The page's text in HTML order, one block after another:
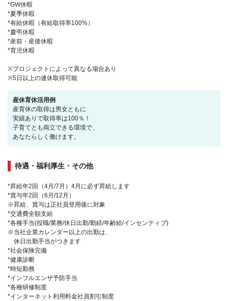
*GW休暇
*夏季休暇
*有給休暇（有給取得率100%）
*慶弔休暇
*産前・産後休暇
*育児休暇
※プロジェクトによって異なる場合あり
※5日以上の連休取得可能
産休育休活用例
産育休の取得は男女ともに
実績ありで取得率は100％！
子育てとも両立できる環境で、
あなたらしく働けます。
待遇・福利厚生・その他
*昇給年2回（4月/7月）4月に必ず昇給します
*賞与年2回（6月/12月）
※昇給、賞与は正社員登用後に対象
*交通費全額支給
*各種手当(役職/業務/休日出勤/勤続/年齢給/インセンティブ)
※当社企業カレンダー以上の出勤は、
休日出勤手当がつきます
*社会保険完備
*健康診断
*時短勤務
*インフルエンザ予防手当
*各種研修制度
*インターネット利用料金社員割引制度